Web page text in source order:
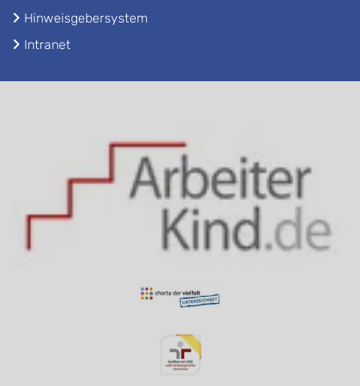
Hinweisgebersystem
Intranet